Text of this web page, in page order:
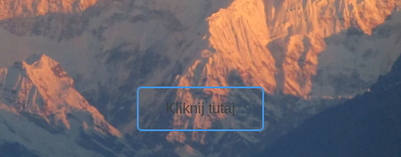
Kliknij tutaj